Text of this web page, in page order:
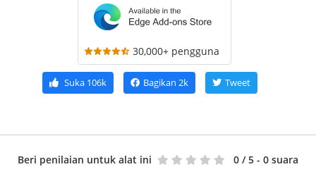
30,000+ pengguna
Suka106k Bagikan 2k Tweet
Beri penilaian untuk alat ini 0 / 5 - 0 suara